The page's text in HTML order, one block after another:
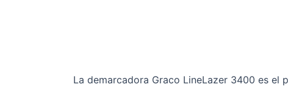
La demarcadora Graco LineLazer 3400 es